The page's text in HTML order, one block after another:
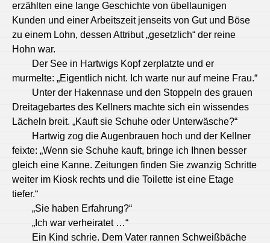
erzählten eine lange Geschichte von übellaunigen
Kunden und einer Arbeitszeit jenseits von Gut und Böse
zu einem Lohn, dessen Attribut „gesetzlich“ der reine
Hohn war.
Der See in Hartwigs Kopf zerplatzte und er
murmelte: „Eigentlich nicht. Ich warte nur auf meine Frau.“
Unter der Hakennase und den Stoppeln des grauen
Dreitagebartes des Kellners machte sich ein wissendes
Lächeln breit. „Kauft sie Schuhe oder Unterwäsche?“
Hartwig zog die Augenbrauen hoch und der Kellner
feixte: „Wenn sie Schuhe kauft, bringe ich Ihnen besser
gleich eine Kanne. Zeitungen finden Sie zwanzig Schritte
weiter im Kiosk rechts und die Toilette ist eine Etage
tiefer.“
„Sie haben Erfahrung?“
„Ich war verheiratet …“
Ein Kind schrie. Dem Vater rannen Schweißbäche